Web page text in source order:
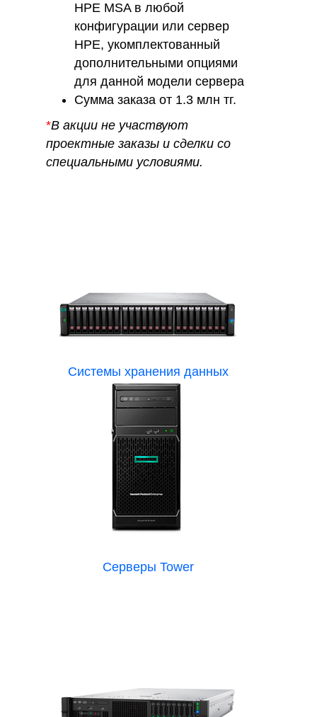
HPE MSA в любой
конфигурации или сервер
HPE, укомплектованный
дополнительными опциями
для данной модели сервера
Сумма заказа от 1.3 млн тг.
*В акции не участвуют
проектные заказы и сделки со
специальными условиями.
Системы хранения данных
Серверы Tower